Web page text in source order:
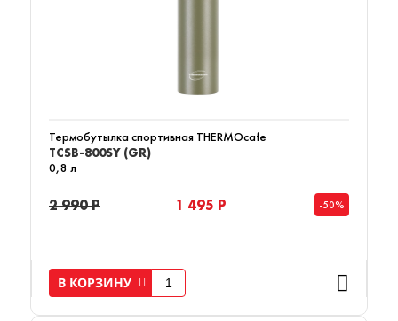
Термобутылка спортивная THERMOcafe
TCSB-800SY (GR)
0,8 л
2 990 Р 1 495 Р -50%
В КОРЗИНУ